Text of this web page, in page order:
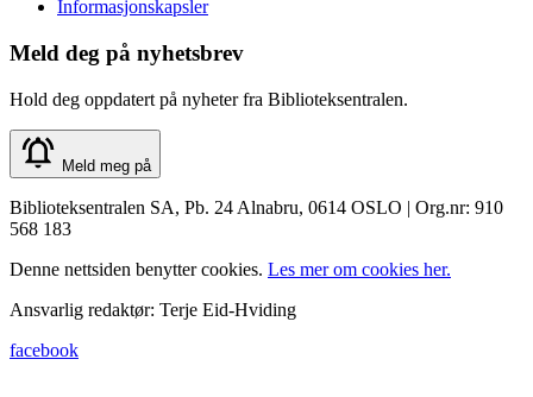
Informasjonskapsler
Meld deg på nyhetsbrev
Hold deg oppdatert på nyheter fra Biblioteksentralen.
Meld meg på
Biblioteksentralen SA, Pb. 24 Alnabru, 0614 OSLO | Org.nr: 910
568 183
Denne nettsiden benytter cookies. Les mer om cookies her.
Ansvarlig redaktør: Terje Eid-Hviding
facebook